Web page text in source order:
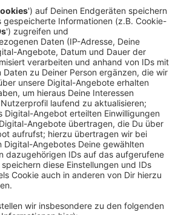
in Hürth verlief sehr
mit einem Sachverständigen
die Frechener Straße in
ab. Dabei setzten sie sich auch
Auto, das dem Unfallwagen des
war. Auf diese Weise sollte
werden, was der junge Mann zum
sehen konnte. Der Angeklagte
Begehung anwesend, hielt sich
anderen Teilnehmer. Er starrte
Termins zu Boden und vermied
beiden Todesopfer war der Termin
Straße eine enorme emotionale